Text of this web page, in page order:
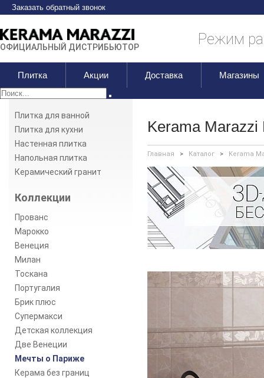
Заказать обратный звонок
ОФИЦИАЛЬНЫЙ ДИСТРИБЬЮТОР Режим
Плитка Акции Доставка Магазины
Плитка для ванной
Плитка для кухни
Настенная плитка
Напольная плитка
Керамический гранит
Коллекции
Прованс
Марокко
Венеция
Милан
Тоскана
Португалия
Брик плюс
Супермакси
Детская коллекция
Две Венеции
Мечты о Париже
Керама без границ
Kerama Marazzi
Главная > Каталог > Kerama